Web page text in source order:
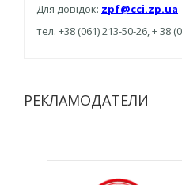
Для довідок: zpf@cci.zp.ua
тел. +38 (061) 213-50-26, + 38
РЕКЛАМОДАТЕЛИ